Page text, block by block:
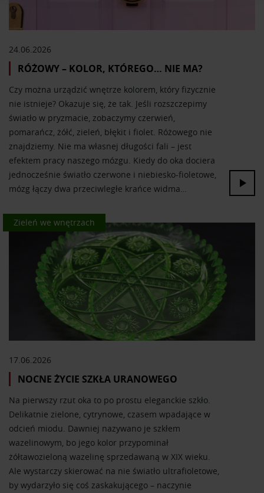
analizować ruch w naszej witrynie. Informacje o tym, jak
korzystasz z naszej witryny, udostępniamy partnerom
społecznościowym, reklamowym i analitycznym.
Partnerzy mogą połączyć te informacje z innymi danymi
korzystania z ich usług.
24.06.2026
RÓŻOWY – KOLOR, KTÓREGO… NIE MA?
Czy można urządzić wnętrze kolorem, który fizycznie
nie istnieje? Okazuje się, że tak. Jeśli rozszczepimy
światło w pryzmacie, zobaczymy czerwień,
pomarańcz, żółć, zieleń, błękit i fiolet. Różowego nie
znajdziemy. Nie ma własnej długości fali – jest
efektem pracy naszego mózgu. Kiedy do oka dociera
jednocześnie światło czerwone i niebiesko-fioletowe,
mózg łączy dwa przeciwległe krańce widma…
Kolor we wnętrzach
Zieleń we wnętrzach
17.06.2026
NOCNE ŻYCIE SZKŁA URANOWEGO
Na pierwszy rzut oka to po prostu eleganckie szkło.
Delikatnie zielone, cytrynowe, czasem wpadające w
odcień miodu. Dawniej nazywano je szkłem
wazelinowym, bo jego kolor przypominał
żółtawozieloną wazelinę sprzedawaną w XIX wieku.
Ale wystarczy skierować na nie światło ultrafioletowe,
by wydarzyło się coś zaskakującego – naczynie